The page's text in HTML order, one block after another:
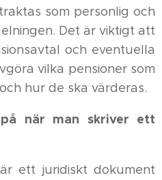
som personlig och
Det är viktigt att
och eventuella
vilka pensioner som
hur de ska värderas.
när man skriver ett
ett juridiskt dokument